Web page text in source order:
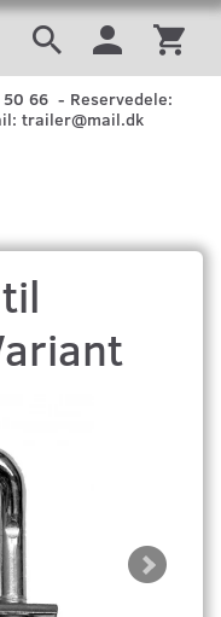
66 - Reservedele:
trailer@mail.dk